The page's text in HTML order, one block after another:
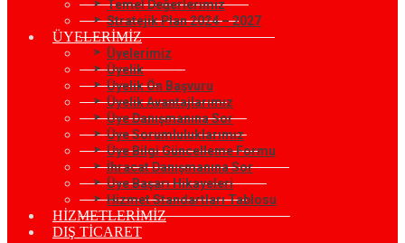
Temel Değerlerimiz
Stratejik Plan 2024 – 2027
ÜYELERİMİZ
Üyelerimiz
Üyelik
Üyelik Ön Başvuru
Üyelik Avantajlarımız
Üye Danışmanına Sor
Üye Sorumluluklarımız
Üye Bilgi Güncelleme Formu
İhracat Danışmanına Sor
Üye Başarı Hikayeleri
Hizmet Standartları Tablosu
HİZMETLERİMİZ
DIŞ TİCARET